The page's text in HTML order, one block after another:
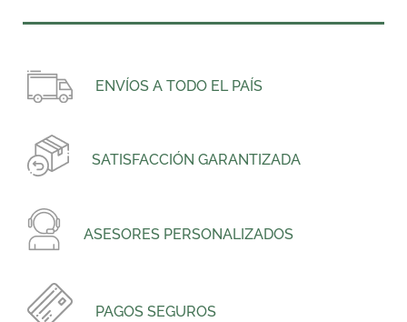
ENVÍOS A TODO EL PAÍS
SATISFACCIÓN GARANTIZADA
ASESORES PERSONALIZADOS
PAGOS SEGUROS